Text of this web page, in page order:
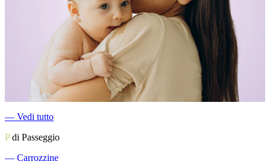
― Vedi tutto
Pdi Passeggio
― Carrozzine